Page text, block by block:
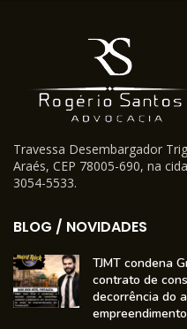
Travessa Desembargador
Araés, CEP 78005-690, na
3054-5533.
BLOG / NOVIDADES
TJMT condena
contrato de
decorrência do
empreendimento